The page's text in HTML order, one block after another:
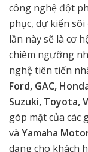
công nghệ đột
phục, dự kiến
lần này sẽ là cơ
chiêm ngưỡng
nghệ tiên tiến
Ford, GAC,
Suzuki, Toyota,
góp mặt của các
và Yamaha
dạng cho khách